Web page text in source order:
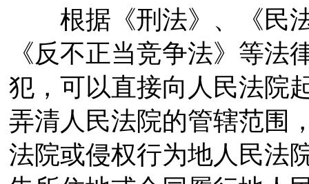
根据《刑法》、《民法
《反不正当竞争法》等
犯，可以直接向人民法院
弄清人民法院的管辖范围
法院或侵权行为地人民法